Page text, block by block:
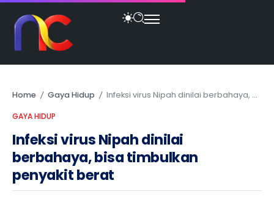
Home / Gaya Hidup / Infeksi virus Nipah dinilai berbahaya, bisa timbulkan penyakit berat
GAYA HIDUP
Infeksi virus Nipah dinilai
berbahaya, bisa timbulkan
penyakit berat